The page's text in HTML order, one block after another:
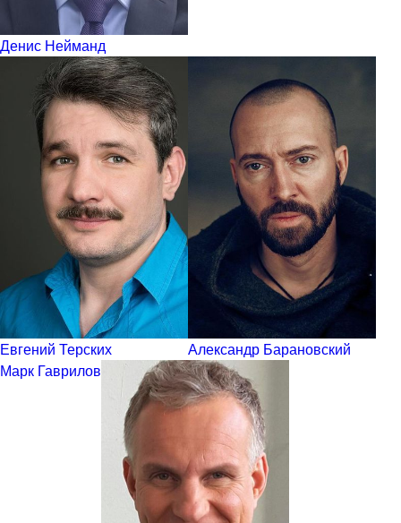
Денис Нейманд
Евгений Терских
Александр Барановский
Марк Гаврилов